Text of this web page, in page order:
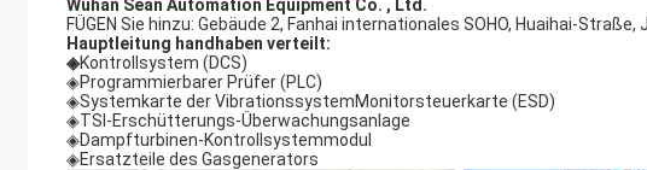
Wuhan Sean Automation Equipment Co. , Ltd.
FÜGEN Sie hinzu: Gebäude 2, Fanhai internationales SOHO, Huaihai-Straße,
Hauptleitung handhaben verteilt:
◈Kontrollsystem (DCS)
◈Programmierbarer Prüfer (PLC)
◈Systemkarte der VibrationssystemMonitorsteuerkarte (ESD)
◈TSI-Erschütterungs-Überwachungsanlage
◈Dampfturbinen-Kontrollsystemmodul
◈Ersatzteile des Gasgenerators